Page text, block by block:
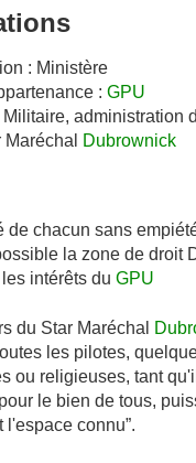
: Ministère
: GPU
Militaire, administration
Dubrownick
de chacun sans
la zone de droit
intérêts du GPU
du Star Maréchal
les pilotes,
ou religieuses, tant
le bien de tous,
connu”.